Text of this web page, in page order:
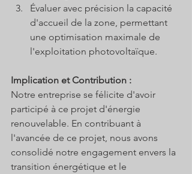
Évaluer avec précision la capacité
d'accueil de la zone, permettant
une optimisation maximale de
l'exploitation photovoltaïque.
Implication et Contribution :
Notre entreprise se félicite d'avoir
participé à ce projet d'énergie
renouvelable. En contribuant à
l'avancée de ce projet, nous avons
consolidé notre engagement envers la
transition énergétique et le